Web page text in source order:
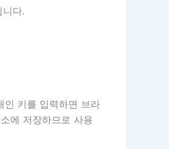
다.
인 키를 입력하면 브라
에 저장하므로 사용